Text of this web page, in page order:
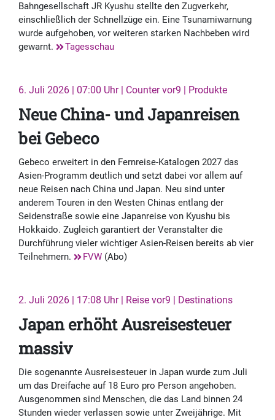
Bahngesellschaft JR Kyushu stellte den Zugverkehr,
einschließlich der Schnellzüge ein. Eine Tsunamiwarnung
wurde aufgehoben, vor weiteren starken Nachbeben wird
gewarnt.
Tagesschau
6. Juli 2026 | 07:00 Uhr | Counter vor9 | Produkte
Neue China- und Japanreisen
bei Gebeco
Gebeco erweitert in den Fernreise-Katalogen 2027 das
Asien-Programm deutlich und setzt dabei vor allem auf
neue Reisen nach China und Japan. Neu sind unter
anderem Touren in den Westen Chinas entlang der
Seidenstraße sowie eine Japanreise von Kyushu bis
Hokkaido. Zugleich garantiert der Veranstalter die
Durchführung vieler wichtiger Asien-Reisen bereits ab vier
Teilnehmern.
FVW (Abo)
2. Juli 2026 | 17:08 Uhr | Reise vor9 | Destinations
Japan erhöht Ausreisesteuer
massiv
Die sogenannte Ausreisesteuer in Japan wurde zum Juli
um das Dreifache auf 18 Euro pro Person angehoben.
Ausgenommen sind Menschen, die das Land binnen 24
Stunden wieder verlassen sowie unter Zweijährige. Mit